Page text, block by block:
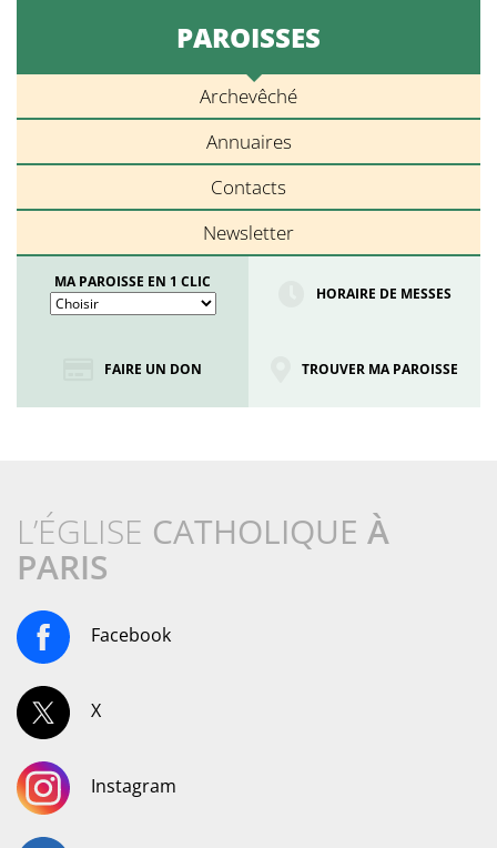
PAROISSES
Archevêché
Annuaires
Contacts
Newsletter
MA PAROISSE EN 1 CLIC
HORAIRE DE MESSES
FAIRE UN DON TROUVER MA PAROISSE
L’ÉGLISE CATHOLIQUE À
PARIS
Facebook
X
Instagram